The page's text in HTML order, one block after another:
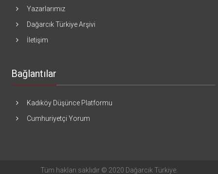
Yazarlarımız
Dağarcık Türkiye Arşivi
İletişim
Bağlantılar
Kadıköy Düşünce Platformu
Cumhuriyetçi Yorum
Tüm hakları saklıdır © 2020 Dağarcık Türkiye.